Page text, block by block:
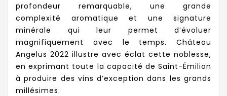
profondeur remarquable, une grande
complexité aromatique et une signature
minérale qui leur permet d’évoluer
magnifiquement avec le temps. Château
Angelus 2022 illustre avec éclat cette noblesse,
en exprimant toute la capacité de Saint-Émilion
à produire des vins d’exception dans les grands
millésimes.